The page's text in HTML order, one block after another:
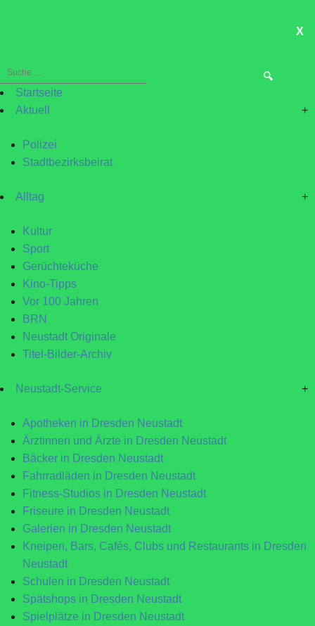
X
Suche
nach:Startseite
Aktuell
+
Polizei
Stadtbezirksbeirat
Alltag +
Kultur
Sport
Gerüchteküche
Kino-Tipps
Vor 100 Jahren
BRN
Neustadt Originale
Titel-Bilder-Archiv
Neustadt-Service +
Apotheken in Dresden Neustadt
Ärztinnen und Ärzte in Dresden Neustadt
Bäcker in Dresden Neustadt
Fahrradläden in Dresden Neustadt
Fitness-Studios in Dresden Neustadt
Friseure in Dresden Neustadt
Galerien in Dresden Neustadt
Kneipen, Bars, Cafés, Clubs und Restaurants in Dresden
Neustadt
Schulen in Dresden Neustadt
Spätshops in Dresden Neustadt
Spielplätze in Dresden Neustadt